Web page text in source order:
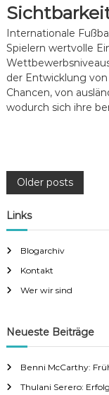
Internationale
Spielern wertvolle
der Entwicklung
Chancen, von
wodurch sich ihre
P
o
s
t
n
a
Older posts
Links
Blogarchiv
Kontakt
Wer wir sind
Neueste Beiträge
Benni McCarthy:
Thulani Serero: